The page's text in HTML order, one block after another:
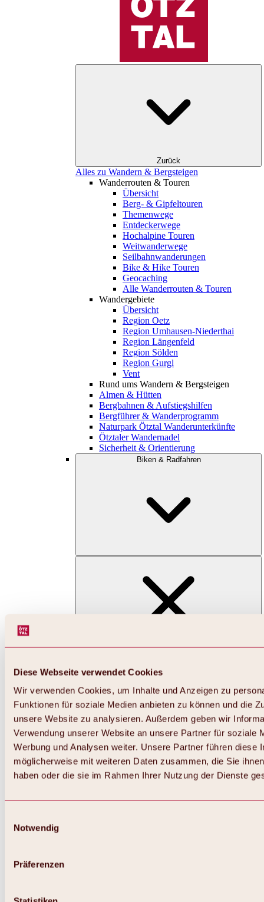
Diese Webseite verwendet Cookies
Wir verwenden Cookies, um Inhalte und Anzeigen zu
Funktionen für soziale Medien anbieten zu können und die
unsere Website zu analysieren. Außerdem geben wir
Verwendung unserer Website an unsere Partner für soziale
Werbung und Analysen weiter. Unsere Partner führen diese
möglicherweise mit weiteren Daten zusammen, die Sie
haben oder die sie im Rahmen Ihrer Nutzung der Dienste
Notwendig
Präferenzen
Zurück
Alles zu Wandern & Bergsteigen
Wanderrouten & Touren
Übersicht
Berg- & Gipfeltouren
Themenwege
Entdeckerwege
Hochalpine Touren
Weitwanderwege
Seilbahnwanderungen
Bike & Hike Touren
Geocaching
Alle Wanderrouten & Touren
Wandergebiete
Übersicht
Region Oetz
Region Umhausen-Niederthai
Region Längenfeld
Region Sölden
Region Gurgl
Vent
Rund ums Wandern & Bergsteigen
Almen & Hütten
Bergbahnen & Aufstiegshilfen
Bergführer & Wanderprogramm
Naturpark Ötztal Wanderunterkünfte
Ötztaler Wandernadel
Sicherheit & Orientierung
Biken & Radfahren